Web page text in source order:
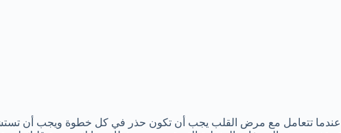
عندما تتعامل مع مرض القلب يجب أن تكون حذر في كل خطوة ويجب أن